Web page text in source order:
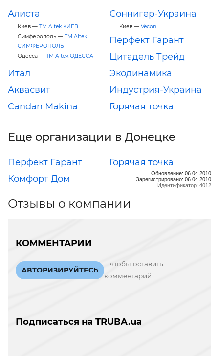
Алиста
Киев — ТМ Altek КИЕВ
Симферополь — ТМ Altek
СИМФЕРОПОЛЬ
Одесса — ТМ Altek ОДЕССА
Соннигер-Украина
Киев — Vecon
Перфект Гарант
Цитадель Трейд
Итал
Экодинамика
Аквасвит
Индустрия-Украина
Candan Makina
Горячая точка
Еще организации в Донецке
Перфект Гарант
Горячая точка
Комфорт Дом
Обновление: 06.04.2010
Зарегистрировано: 06.04.2010
Идентификатор: 4012
Отзывы о компании
КОММЕНТАРИИ
АВТОРИЗИРУЙТЕСЬ
чтобы оставить
комментарий
Подписаться на TRUBA.ua